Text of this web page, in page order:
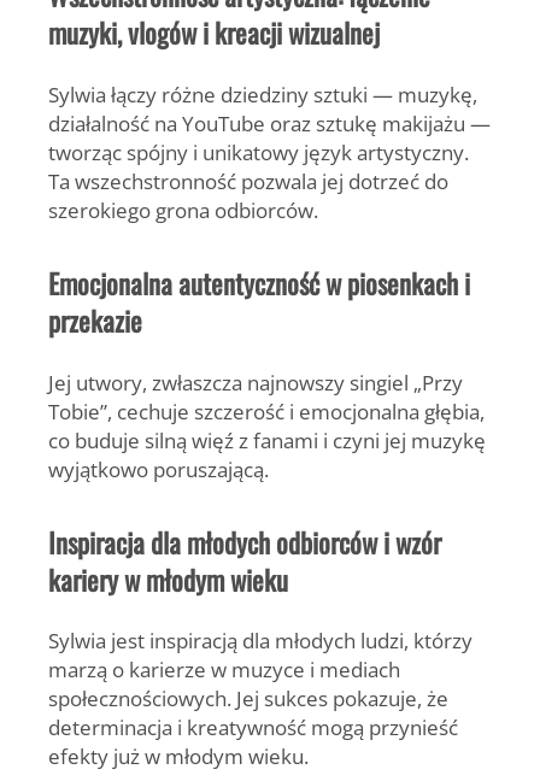
muzyki, vlogów i kreacji wizualnej
Sylwia łączy różne dziedziny sztuki — muzykę,
działalność na YouTube oraz sztukę makijażu —
tworząc spójny i unikatowy język artystyczny.
Ta wszechstronność pozwala jej dotrzeć do
szerokiego grona odbiorców.
Emocjonalna autentyczność w piosenkach i
przekazie
Jej utwory, zwłaszcza najnowszy singiel „Przy
Tobie”, cechuje szczerość i emocjonalna głębia,
co buduje silną więź z fanami i czyni jej muzykę
wyjątkowo poruszającą.
Inspiracja dla młodych odbiorców i wzór
kariery w młodym wieku
Sylwia jest inspiracją dla młodych ludzi, którzy
marzą o karierze w muzyce i mediach
społecznościowych. Jej sukces pokazuje, że
determinacja i kreatywność mogą przynieść
efekty już w młodym wieku.